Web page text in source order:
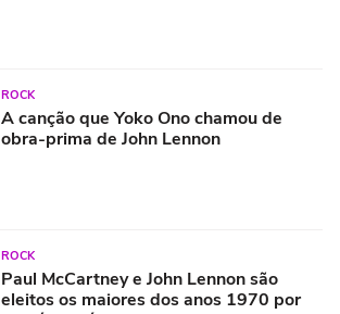
ROCK
A canção que Yoko Ono chamou de
obra-prima de John Lennon
ROCK
Paul McCartney e John Lennon são
eleitos os maiores dos anos 1970 por